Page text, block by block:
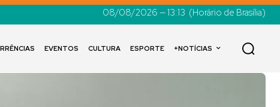
08/08/2026 — 13:13 (Horário de Brasília)
EVENTOS CULTURA ESPORTE +NOTÍCIAS